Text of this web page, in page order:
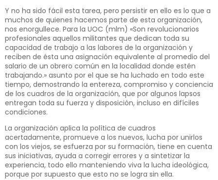
Y no ha sido fácil esta tarea, pero persistir en ello es lo que a
muchos de quienes hacemos parte de esta organización,
nos enorgullece. Para la UOC (mlm) «Son revolucionarios
profesionales aquellos militantes que dedican toda su
capacidad de trabajo a las labores de la organización y
reciben de ésta una asignación equivalente al promedio del
salario de un obrero común en la localidad donde estén
trabajando.» asunto por el que se ha luchado en todo este
tiempo, demostrando la entereza, compromiso y conciencia
de los cuadros de la organización, que por algunos lapsos
entregan toda su fuerza y disposición, incluso en difíciles
condiciones.
La organización aplica la política de cuadros
acertadamente, promueve a los nuevos, lucha por unirlos
con los viejos, se esfuerza por su formación, tiene en cuenta
sus iniciativas, ayuda a corregir errores y a sintetizar la
experiencia, todo ello manteniendo viva la lucha ideológica,
porque por supuesto que esto no se logra sin ella.